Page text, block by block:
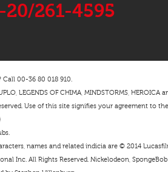
20/261-4595
Call 00-36 80 018 910.
LEGENDS OF CHIMA, MINDSTORMS,
Use of this site signifies your agreement to
names and related indicia are © 2014
Inc. All Rights Reserved. Nickelodeon,